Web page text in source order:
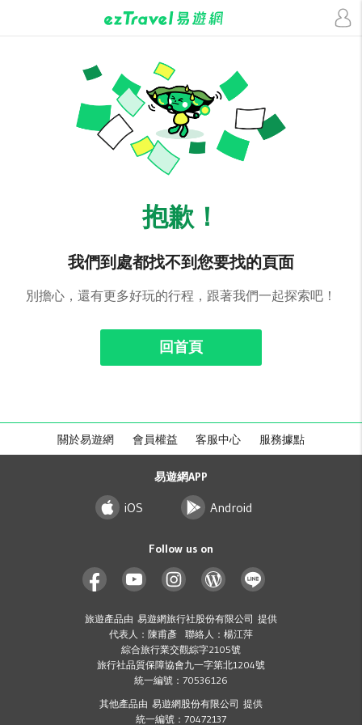
抱歉！
我們到處都找不到您要找的頁面
別擔心，還有更多好玩的行程，跟著我們一起探索吧！
回首頁
關於易遊網 會員權益 客服中心 服務據點
易遊網APP
iOS Android
Follow us on
旅遊產品由 易遊網旅行社股份有限公司 提供
代表人：陳甫彥 聯絡人：楊江萍
綜合旅行業交觀綜字2105號
旅行社品質保障協會九一字第北1204號
統一編號：70536126
其他產品由 易遊網股份有限公司 提供
統一編號：70472137